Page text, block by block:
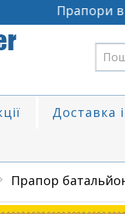
Прапори
Доставка
Прапор